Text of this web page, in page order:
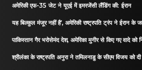
अमेरिकी एफ-35 जेट ने यूएई में इमरजेंसी लैंडिंग की: ईरान
यह बिल्कुल मंजूर नहीं है’, अमेरिकी राष्ट्रपति ट्रंप ने ईरान के
पाकिस्तान गैर भरोसेमंद देश, अमेरिका मुनीर से किए गए वादे को
श्रीलंका के राष्ट्रपति अनुरा ने तमिलनाडु के सीएम विजय को